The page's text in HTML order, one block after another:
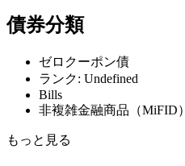
債券分類
ゼロクーポン債
ランク: Undefined
Bills
非複雑金融商品（MiFID）
もっと見る